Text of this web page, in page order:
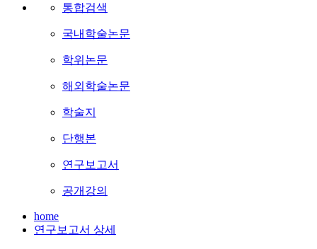
통합검색
국내학술논문
학위논문
해외학술논문
학술지
단행본
연구보고서
공개강의
home
연구보고서 상세